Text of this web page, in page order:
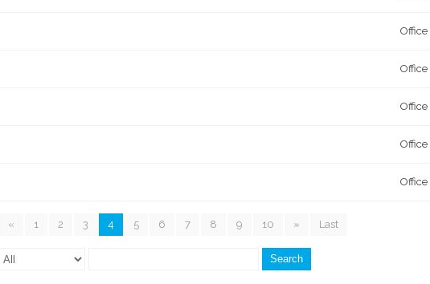
Office
Office
Office
Office
Office
« 1 2 3 4 5 6 7 8 9 10 » Last
Search